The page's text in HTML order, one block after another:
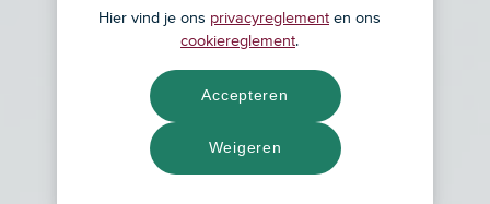
Hier vind je ons privacyreglement en ons
cookiereglement.
Weigeren
Accepteren